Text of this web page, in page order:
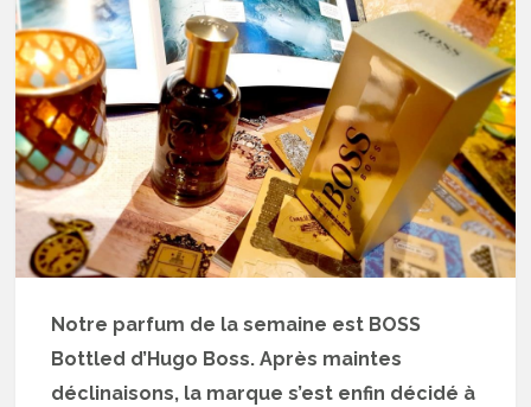
Notre parfum de la semaine est BOSS
Bottled d’Hugo Boss. Après maintes
déclinaisons, la marque s’est enfin décidé à